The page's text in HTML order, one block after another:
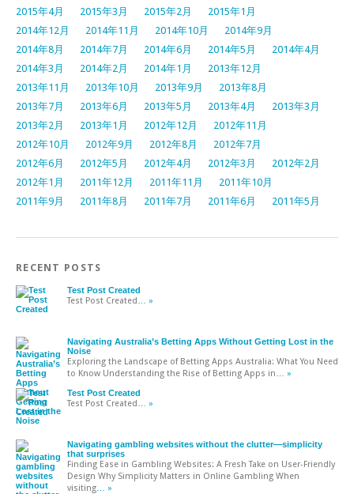
2015年4月
2015年3月 2015年2月
2015年1月
2014年12月
2014年11月 2014年10月
2014年9月
2014年8月
2014年7月 2014年6月 2014年5月
2014年4月
2014年3月
2014年2月 2014年1月
2013年12月
2013年11月
2013年10月 2013年9月
2013年8月
2013年7月
2013年6月 2013年5月 2013年4月
2013年3月
2013年2月
2013年1月 2012年12月
2012年11月
2012年10月
2012年9月 2012年8月
2012年7月
2012年6月
2012年5月 2012年4月 2012年3月
2012年2月
2012年1月
2011年12月 2011年11月
2011年10月
2011年9月
2011年8月 2011年7月 2011年6月 2011年5月
RECENT POSTS
Test Post Created
Test Post Created … »
Navigating Australia’s Betting Apps Without Getting Lost in the
Noise
Exploring the Landscape of Betting Apps Australia: What You Need
to Know Understanding the Rise of Betting Apps in … »
Test Post Created
Test Post Created … »
Navigating gambling websites without the clutter—simplicity
that surprises
Finding Ease in Gambling Websites: A Fresh Take on User-Friendly
Design Why Simplicity Matters in Online Gambling When
visiting … »